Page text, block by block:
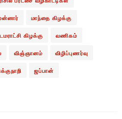
மாந்தை கிழக்கு
கிழக்கு வணிகம்
விஞ்ஞானம் விழிப்புணர்வு
ஜப்பான்